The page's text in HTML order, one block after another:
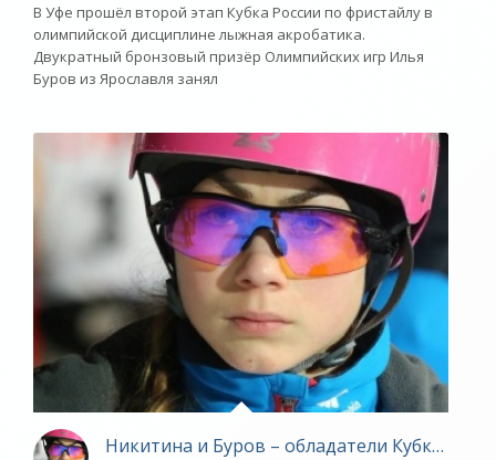
В Уфе прошёл второй этап Кубка России по фристайлу в
олимпийской дисциплине лыжная акробатика.
Двукратный бронзовый призёр Олимпийских игр Илья
Буров из Ярославля занял
Никитина и Буров – обладатели Кубка